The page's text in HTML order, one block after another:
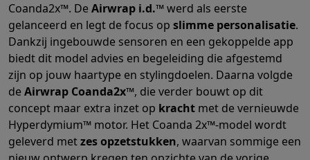
Coanda2x™. DeAirwrap i.d.™werd als eerste
gelanceerd en legt de focus op slimme personalisatie.
Dankzij ingebouwde sensoren en een gekoppelde app
biedt dit model advies en begeleiding die afgestemd
zijn op jouw haartype en stylingdoelen. Daarna volgde
deAirwrap Coanda2x™, die verder bouwt op dit
concept maar extra inzet op kracht met de vernieuwde
Hyperdymium™ motor. Het Coanda 2x™-model wordt
geleverd metzes opzetstukken, waarvan sommige een